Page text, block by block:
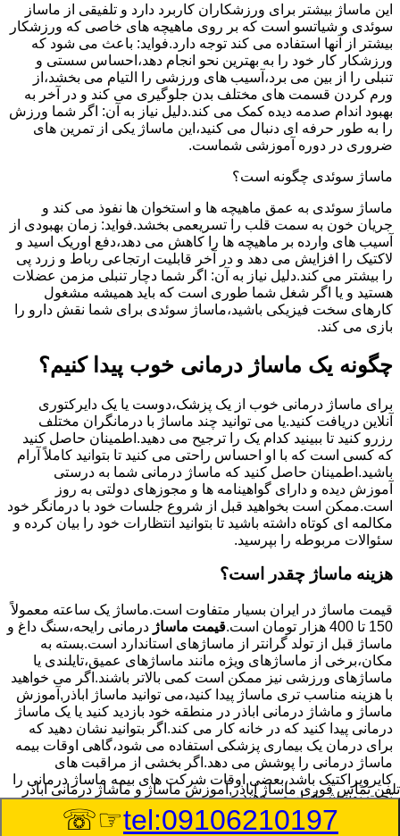
این ماساژ بیشتر برای ورزشکاران کاربرد دارد و تلفیقی از ماساز
سوئدی و شیاتسو است که بر روی ماهیچه های خاصی که ورزشکار
بیشتر از آنها استفاده می کند توجه دارد.فواید: باعث می شود که
ورزشکار کار خود را به بهترین نحو انجام دهد،احساس سستی و
تنبلی را از بین می برد،آسیب های ورزشی را التیام می بخشد،از
ورم کردن قسمت های مختلف بدن جلوگیری می کند و در آخر به
بهبود اندام صدمه دیده کمک می کند.دلیل نیاز به آن: اگر شما ورزش
را به طور حرفه ای دنبال می کنید،این ماساژ یکی از تمرین های
ضروری در دوره آموزشی شماست.
ماساژ سوئدی چگونه است؟
ماساژ سوئدی به عمق ماهیچه ها و استخوان ها نفوذ می کند و
جریان خون به سمت قلب را تسریعمی بخشد.فواید: زمان بهبودی از
آسیب های وارده بر ماهیچه ها را کاهش می دهد،دفع اوریک اسید و
لاکتیک را افزایش می دهد و در آخر قابلیت ارتجاعی رباط و زرد پی
را بیشتر می کند.دلیل نیاز به آن: اگر شما دچار تنبلی مزمن عضلات
هستید و یا اگر شغل شما طوری است که باید همیشه مشغول
کارهای سخت فیزیکی باشید،ماساژ سوئدی برای شما نقش دارو را
بازی می کند.
چگونه یک ماساژ درمانی خوب پیدا کنیم؟
برای ماساژ درمانی خوب از یک پزشک،دوست یا یک دایرکتوری
آنلاین دریافت کنید.یا می توانید چند ماساژ با درمانگران مختلف
رزرو کنید تا ببینید کدام یک را ترجیح می دهید.اطمینان حاصل کنید
که کسی است که با او احساس راحتی می کنید تا بتوانید کاملاً آرام
باشید.اطمینان حاصل کنید که ماساژ درمانی شما به درستی
آموزش دیده و دارای گواهینامه ها و مجوزهای دولتی به روز
است.ممکن است بخواهید قبل از شروع جلسات خود با درمانگر خود
مکالمه ای کوتاه داشته باشید تا بتوانید انتظارات خود را بیان کرده و
سئوالات مربوطه را بپرسید.
هزینه ماساژ چقدر است؟
قیمت ماساژ در ایران بسیار متفاوت است.ماساژ یک ساعته معمولاً
150 تا 400 هزار تومان است.
قیمت ماساژ درمانی رایحه،سنگ داغ و
ماساژ قبل از تولد گرانتر از ماساژهای استاندارد است.بسته به
مکان،برخی از ماساژهای ویژه مانند ماساژهای عمیق،تایلندی یا
ماساژهای ورزشی نیز ممکن است کمی بالاتر باشند.اگر می خواهید
با هزینه مناسب تری ماساژ پیدا کنید،می توانید ماساژ اباذر,آموزش
ماساژ و ماشاژ درمانی اباذر در منطقه خود بازدید کنید یا یک ماساژ
درمانی پیدا کنید که در خانه کار می کند.اگر بتوانید نشان دهید که
برای درمان یک بیماری پزشکی استفاده می شود،گاهی اوقات بیمه
ماساژ درمانی را پوشش می دهد.اگر بخشی از مراقبت های
کایروپراکتیک باشد،بعضی اوقات شرکت های بیمه ماساژ درمانی را
تحت پوشش قرار می دهند.
8/7/2026 8:51:35 PM
تلفن تماس فوریماساژ اباذر,آموزش ماساژ و ماشاژ درمانی اباذر
tel:09106210197
☞☏